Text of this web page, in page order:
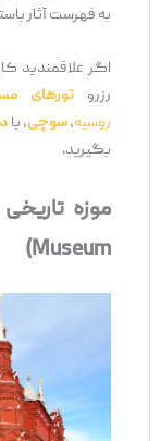
به فهرست آثار
اگر علاقمندید
رزرو
تورهای
روسیه،سوچی، با
بگیرید.
Museum)